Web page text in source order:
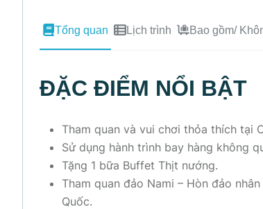
Tổng quan Lịch trình Bao gồm/
ĐẶC ĐIỂM NỔI BẬT
Tham quan và vui chơi thỏa thích tại
Sử dụng hành trình bay hàng không
Tặng 1 bữa Buffet Thịt nướng.
Tham quan đảo Nami – Hòn đảo
Quốc.